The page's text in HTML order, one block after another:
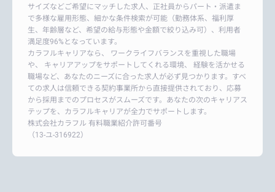
サイズなどご希望にマッチした求人、正社員からパート・派遣ま
で多様な雇用形態、細かな条件検索が可能（勤務体系、福利厚
生、年齢層など、希望の給与形態や金額で絞り込み可）、利用者
満足度96%となっています。
カラフルキャリアなら、 ワークライフバランスを重視した職場
や、 キャリアアップをサポートしてくれる環境、 経験を活かせる
職場など、あなたのニーズに合った求人が必ず見つかります。すべ
ての求人は信頼できる契約事業所から直接提供されており、応募
から採用までのプロセスがスムーズです。あなたの次のキャリアス
テップを、カラフルキャリアが全力でサポートします。
株式会社カラフル 有料職業紹介許可番号
（13-ユ-316922）